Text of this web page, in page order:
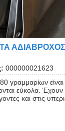
ΑΔΙΑΒΡΟΧΟΣ
000000021623
γραμμαρίων
εύκολα.
και στις